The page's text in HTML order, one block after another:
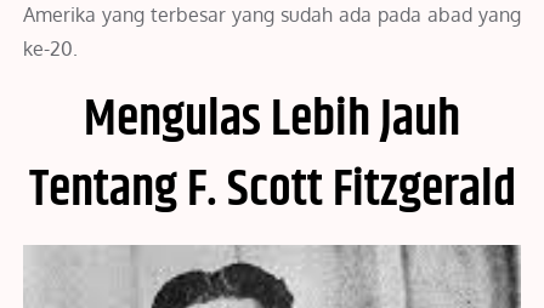
Amerika yang terbesar yang sudah ada pada abad yang
ke-20.
Mengulas Lebih Jauh
Tentang F. Scott Fitzgerald